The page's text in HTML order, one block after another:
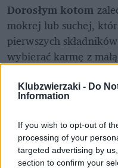
Klubzwierzaki - Do
Information
If you wish to opt-out of
processing of your
targeted advertising by
section to confirm your
Dorosłym kotom
mokrej lub suchej,
pierwszych
wybierać karmę z
tauryna i arginina
500 mg tauryny
smak karmy,
każdy z nich ma